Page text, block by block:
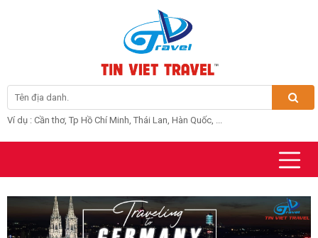
Ví dụ : Cần thơ, Tp Hồ Chí Minh, Thái Lan, Hàn Quốc, ...